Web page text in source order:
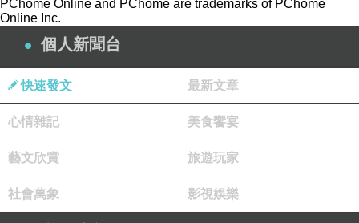
常損苦不可忍。」便語諸比丘：「與我刀繩，與
我毒藥，與我增病食，將我至高岸邊。」時諸比
丘皆隨，病比丘或以刀自刺，或以繩自絞，或服
毒藥，或食增病食，或墜高岸自斷其命。諸比丘
見其死已，便生悔心以白阿難。阿難將至佛所，
以事白佛。佛以是事集比丘僧，問諸比丘：「汝
等實非不？」答言：「實爾世尊。」佛種種呵
PChome Online and PChome are trademarks of PChome
Online Inc.
個人新聞台
快速發文 最新文章
心情雜記 美食饗宴
藝文欣賞 旅遊玩家
社會萬象 影視娛樂